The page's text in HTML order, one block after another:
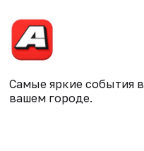
Самые яркие события в
вашем городе.